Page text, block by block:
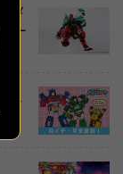
メ
ー
ォ